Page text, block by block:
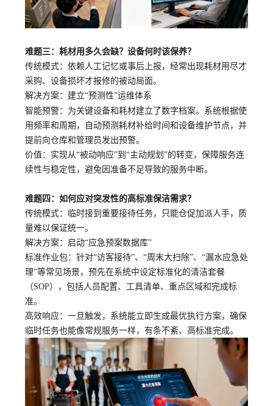
难题三：耗材用多久会缺？设备何时该保养？
传统模式：依赖人工记忆或事后上报，经常出现耗材用尽才
采购、设备损坏才报修的被动局面。
解决方案：建立“预测性”运维体系
智能预警：为关键设备和耗材建立了数字档案。系统根据使
用频率和周期，自动预测耗材补给时间和设备维护节点，并
提前向仓库和管理员发出预警。
价值：实现从“被动响应”到“主动规划”的转变，保障服务连
续性与稳定性，避免因准备不足导致的服务中断。
难题四：如何应对突发性的高标准保洁需求？
传统模式：临时接到重要接待任务，只能仓促加派人手，质
量难以保证统一。
解决方案：启动“应急预案数据库”
标准作业包：针对“访客接待”、“周末大扫除”、“漏水应急处
理”等常见场景，预先在系统中设定标准化的清洁套餐
（SOP），包括人员配置、工具清单、重点区域和完成标
准。
高效响应：一旦触发，系统能立即生成最优执行方案，确保
临时任务也能像常规服务一样，有条不紊、高标准完成。